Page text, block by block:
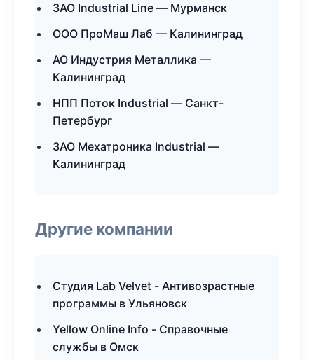
ЗАО Industrial Line — Мурманск
ООО ПроМаш Лаб — Калининград
АО Индустрия Металлика —
Калининград
НПП Поток Industrial — Санкт-
Петербург
ЗАО Мехатроника Industrial —
Калининград
Другие компании
Студия Lab Velvet - Антивозрастные
программы в Ульяновск
Yellow Online Info - Справочные
службы в Омск